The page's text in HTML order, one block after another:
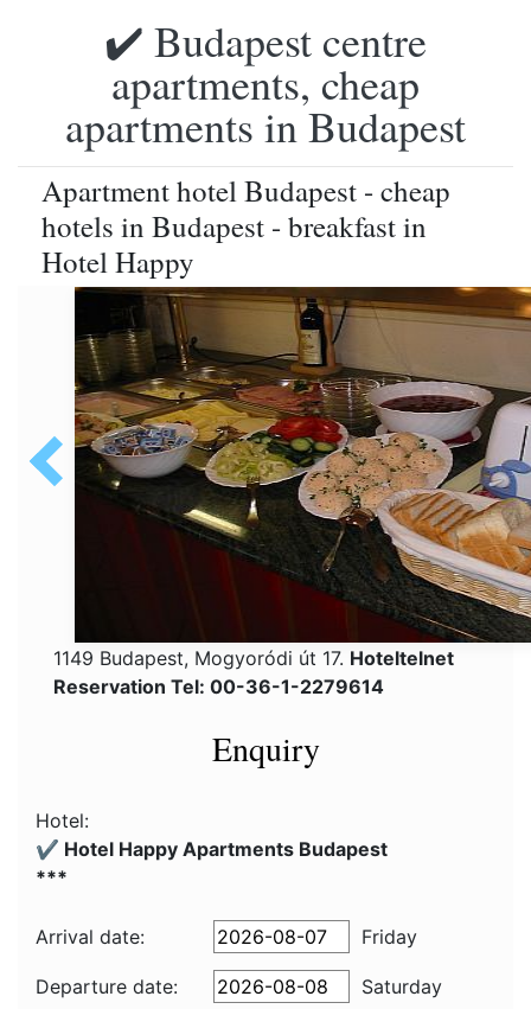
✔️ Budapest centre
apartments, cheap
apartments in Budapest
Apartment hotel Budapest - cheap
hotels in Budapest - breakfast in
Hotel Happy
1149 Budapest, Mogyoródi út 17. Hoteltelnet
Reservation Tel: 00-36-1-2279614
Enquiry
Hotel:
✔️ Hotel Happy Apartments Budapest
***
Arrival date: Friday
Departure date:
Saturday